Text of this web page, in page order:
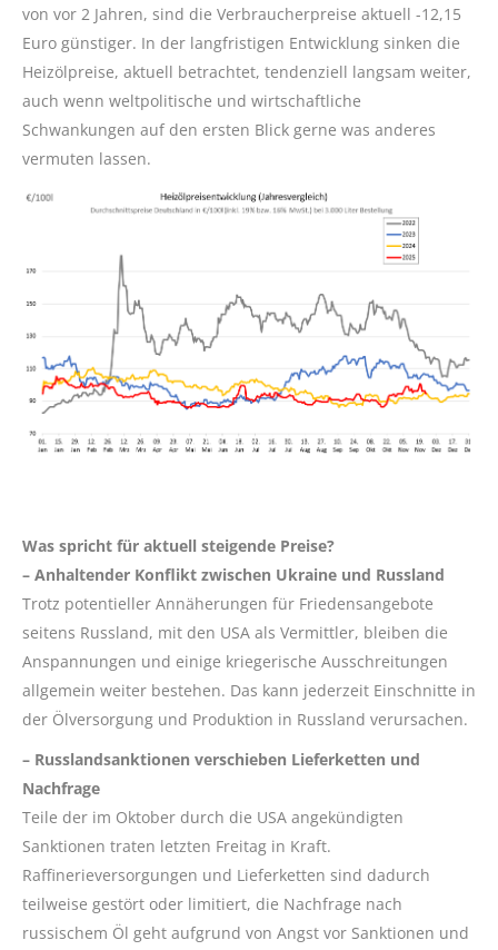
von vor 2 Jahren, sind die Verbraucherpreise aktuell -12,15
Euro günstiger. In der langfristigen Entwicklung sinken die
Heizölpreise, aktuell betrachtet, tendenziell langsam weiter,
auch wenn weltpolitische und wirtschaftliche
Schwankungen auf den ersten Blick gerne was anderes
vermuten lassen.
Was spricht für aktuell steigende Preise?
– Anhaltender Konflikt zwischen Ukraine und Russland
Trotz potentieller Annäherungen für Friedensangebote
seitens Russland, mit den USA als Vermittler, bleiben die
Anspannungen und einige kriegerische Ausschreitungen
allgemein weiter bestehen. Das kann jederzeit Einschnitte in
der Ölversorgung und Produktion in Russland verursachen.
– Russlandsanktionen verschieben Lieferketten und
Nachfrage
Teile der im Oktober durch die USA angekündigten
Sanktionen traten letzten Freitag in Kraft.
Raffinerieversorgungen und Lieferketten sind dadurch
teilweise gestört oder limitiert, die Nachfrage nach
russischem Öl geht aufgrund von Angst vor Sanktionen und